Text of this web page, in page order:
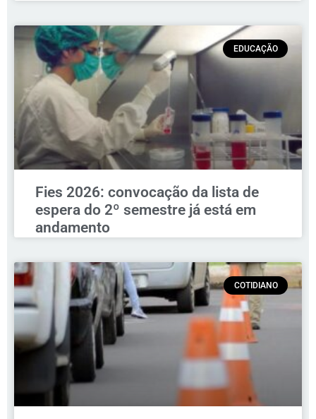
EDUCAÇÃO
Fies 2026: convocação da lista de
espera do 2º semestre já está em
andamento
COTIDIANO